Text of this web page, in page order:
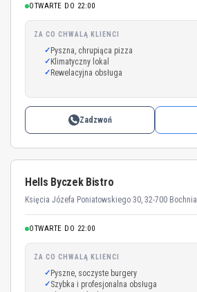
OTWARTE DO 22:00
ZA CO CHWALĄ KLIENCI
Pyszna, chrupiąca pizza
Klimatyczny lokal
Rewelacyjna obsługa
Zadzwoń
Hells Byczek Bistro
Księcia Józefa Poniatowskiego 30, 32-700 Bochnia
OTWARTE DO 22:00
ZA CO CHWALĄ KLIENCI
Pyszne, soczyste burgery
Szybka i profesjonalna obsługa